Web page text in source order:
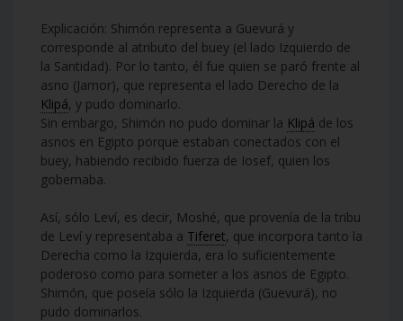
Explicación: Shimón representa a Guevurá y
corresponde al atributo del buey (el lado Izquierdo de
la Santidad). Por lo tanto, él fue quien se paró frente al
asno (Jamor), que representa el lado Derecho de la
Klipá, y pudo dominarlo.
Sin embargo, Shimón no pudo dominar la Klipá de los
asnos en Egipto porque estaban conectados con el
buey, habiendo recibido fuerza de Iosef, quien los
gobernaba.
Así, sólo Leví, es decir, Moshé, que provenía de la tribu
de Leví y representaba a Tiferet, que incorpora tanto la
Derecha como la Izquierda, era lo suficientemente
poderoso como para someter a los asnos de Egipto.
Shimón, que poseía sólo la Izquierda (Guevurá), no
pudo dominarlos.